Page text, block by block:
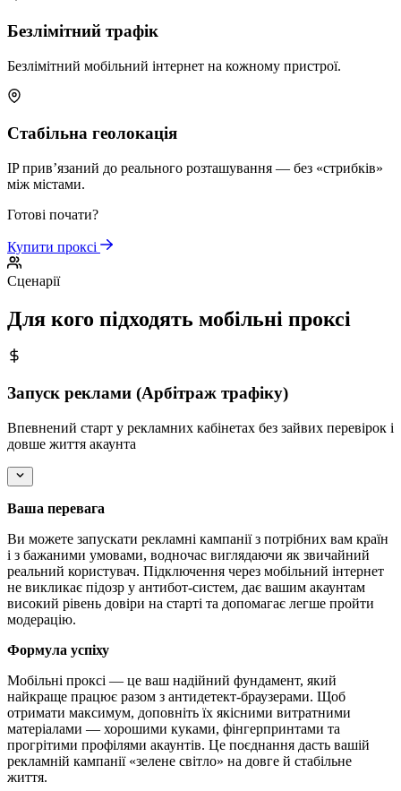
Безлімітний трафік
Безлімітний мобільний інтернет на кожному пристрої.
Стабільна геолокація
IP прив’язаний до реального розташування — без «стрибків»
між містами.
Готові почати?
Купити проксі
Сценарії
Для кого підходять мобільні проксі
Запуск реклами (Арбітраж трафіку)
Впевнений старт у рекламних кабінетах без зайвих перевірок і
довше життя акаунта
Ваша перевага
Ви можете запускати рекламні кампанії з потрібних вам країн
і з бажаними умовами, водночас виглядаючи як звичайний
реальний користувач. Підключення через мобільний інтернет
не викликає підозр у антибот-систем, дає вашим акаунтам
високий рівень довіри на старті та допомагає легше пройти
модерацію.
Формула успіху
Мобільні проксі — це ваш надійний фундамент, який
найкраще працює разом з антидетект-браузерами. Щоб
отримати максимум, доповніть їх якісними витратними
матеріалами — хорошими куками, фінгерпринтами та
прогрітими профілями акаунтів. Це поєднання дасть вашій
рекламній кампанії «зелене світло» на довге й стабільне
життя.